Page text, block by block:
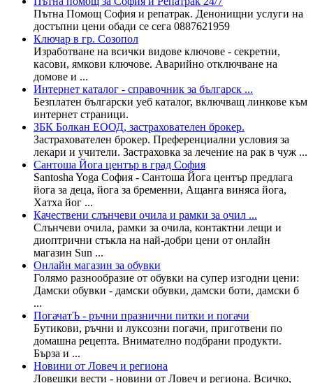
Пътна Помощ София и репатрак. Денонищни услуги на
достъпни цени обади се сега 0887621959
Ключар в гр. Созопол
Изработване на всички видове ключове - секретни,
касови, ямкови ключове. Аварийно отключване на
домове и ...
Интернет каталог - справочник за българск ...
Безплатен български уеб каталог, включващ линкове към
интернет страници.
ЗБК Болкан ЕООД, застрахователен брокер.
Застрахователен брокер. Преференциални условия за
лекари и учители. Застраховка за лечение на рак в чуж ...
Сантоша Йога център в град София
Santosha Yoga София - Сантоша Йога център предлага
йога за деца, йога за бременни, Ащанга виняса йога,
Хатха йог ...
Качествени слънчеви очила и рамки за очил ...
Слънчеви очила, рамки за очила, контактни лещи и
диоптрични стъкла на най-добри цени от онлайн
магазин Sun ...
Онлайн магазин за обувки
Голямо разнообразие от обувки на супер изгодни цени:
Дамски обувки - дамски обувки, дамски боти, дамски б
...
ПогачатЪ - ръчни празнични питки и погачи
Бутикови, ръчни и луксозни погачи, приготвени по
домашна рецепта. Внимателно подбрани продукти.
Бърза и ...
Новини от Ловеч и региона
Ловешки вести - новини от Ловеч и региона. Всичко,